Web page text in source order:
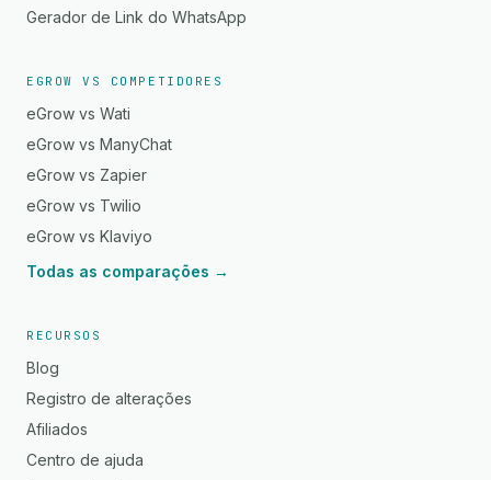
Gerador de Link do WhatsApp
EGROW VS COMPETIDORES
eGrow vs Wati
eGrow vs ManyChat
eGrow vs Zapier
eGrow vs Twilio
eGrow vs Klaviyo
Todas as comparações →
RECURSOS
Blog
Registro de alterações
Afiliados
Centro de ajuda